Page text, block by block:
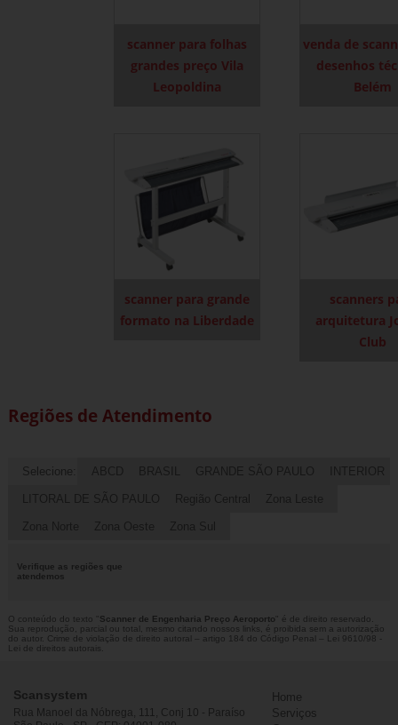
scanner para folhas
grandes preço Vila
Leopoldina
venda de
desenhos
Belém
scanner para grande
formato na Liberdade
scanners
arquitetura
Club
Regiões de Atendimento
Selecione: ABCD BRASIL GRANDE SÃO PAULO INTERIOR
LITORAL DE SÃO PAULO Região Central Zona Leste
Zona Norte Zona Oeste Zona Sul
Verifique as regiões que
atendemos
O conteúdo do texto " Scanner de Engenharia Preço Aeroporto " é de direito reservado.
Sua reprodução, parcial ou total, mesmo citando nossos links, é proibida sem a autorização
do autor. Crime de violação de direito autoral – artigo 184 do Código Penal – Lei 9610/98 -
Lei de direitos autorais .
Scansystem
Rua Manoel da Nóbrega, 111, Conj 10 - Paraíso
Home
Serviços